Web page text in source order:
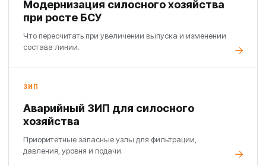
Модернизация силосного хозяйства
при росте БСУ
Что пересчитать при увеличении выпуска и изменении
состава линии.
ЗИП
Аварийный ЗИП для силосного
хозяйства
Приоритетные запасные узлы для фильтрации,
давления, уровня и подачи.